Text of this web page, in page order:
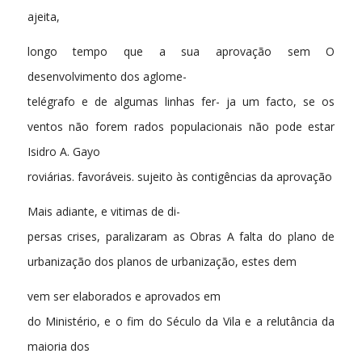
ajeita,
longo tempo que a sua aprovação sem O
desenvolvimento dos aglome-
telégrafo e de algumas linhas fer- ja um facto, se os
ventos não forem rados populacionais não pode estar
Isidro A. Gayo
roviárias. favoráveis. sujeito às contigências da aprovação
Mais adiante, e vitimas de di-
persas crises, paralizaram as Obras A falta do plano de
urbanização dos planos de urbanização, estes dem
vem ser elaborados e aprovados em
do Ministério, e o fim do Século da Vila e a relutância da
maioria dos